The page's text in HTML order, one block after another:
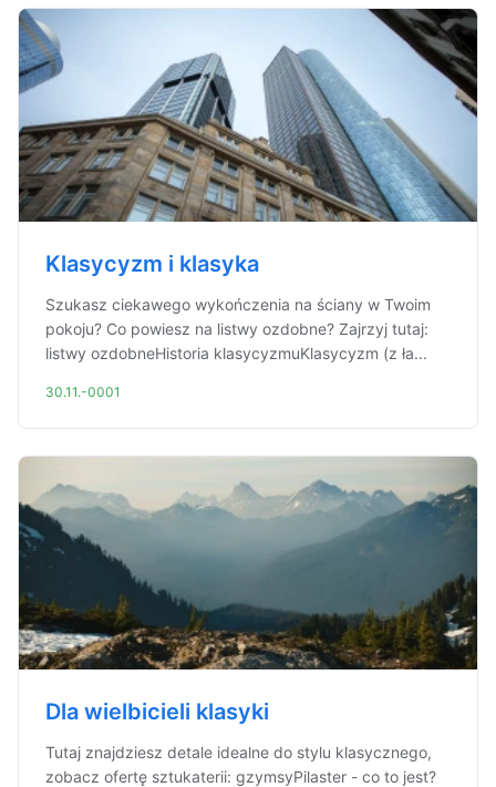
Klasycyzm i klasyka
Szukasz ciekawego wykończenia na ściany w Twoim
pokoju? Co powiesz na listwy ozdobne? Zajrzyj tutaj:
listwy ozdobneHistoria klasycyzmuKlasycyzm (z ła...
30.11.-0001
Dla wielbicieli klasyki
Tutaj znajdziesz detale idealne do stylu klasycznego,
zobacz ofertę sztukaterii: gzymsyPilaster - co to jest?